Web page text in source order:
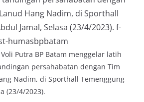
Hang Nadim, di Sporthall
Jamal, Selasa (23/4/2023). f-
humasbpbatam
Voli Putra BP Batam menggelar latih
persahabatan dengan Tim
Nadim, di Sporthall Temenggung
(23/4/2023).